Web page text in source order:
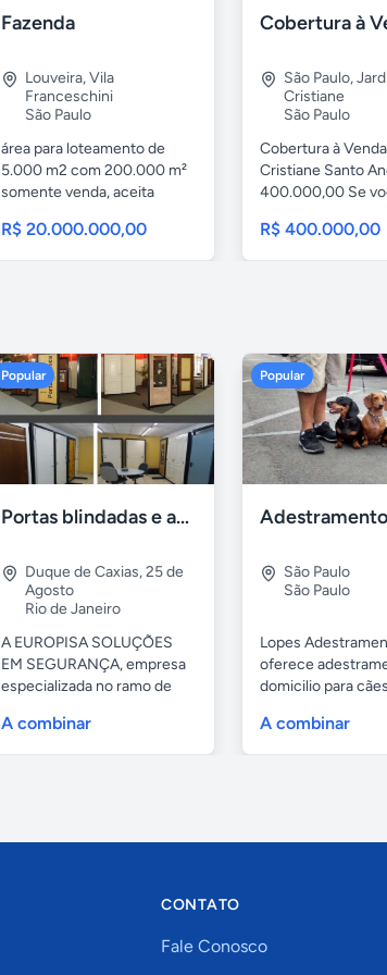
Fazenda
Louveira,Vila
Franceschini
São Paulo
área para loteamento de
5.000 m2 com 200.000 m²
somente venda, aceita
R$ 20.000.000,00
São Paulo,
Cristiane
São Paulo
Cobertura à
Cristiane Santo
400.000,00 Se
R$ 400.000,00
Popular
Portas blindadas e anti-arrombamento Europisa
Duque de Caxias,25 de
Agosto
Rio de Janeiro
A EUROPISA SOLUÇÕES
EM SEGURANÇA, empresa
especializada no ramo de
A combinar
Popular
São Paulo
São Paulo
Lopes
oferece
domicilio para
A combinar
CONTATO
Fale Conosco